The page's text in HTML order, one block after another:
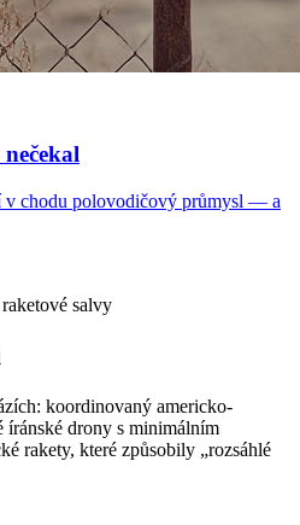
v chodu polovodičový průmysl — a
salvy
koordinovaný americko-
íránské drony s minimálním
rakety, které způsobily „rozsáhlé